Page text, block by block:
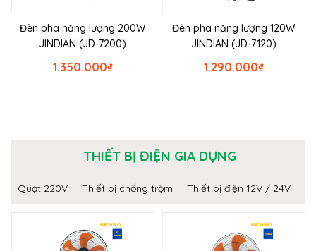
Đèn pha năng lượng 200W
JINDIAN (JD-7200)
₫
1.350.000
Đèn pha năng lượng 120W
JINDIAN (JD-7120)
₫
1.290.000
THIẾT BỊ ĐIỆN GIA DỤNG
Quạt 220V Thiết bị chống trộm Thiết bị điện 12V / 24V